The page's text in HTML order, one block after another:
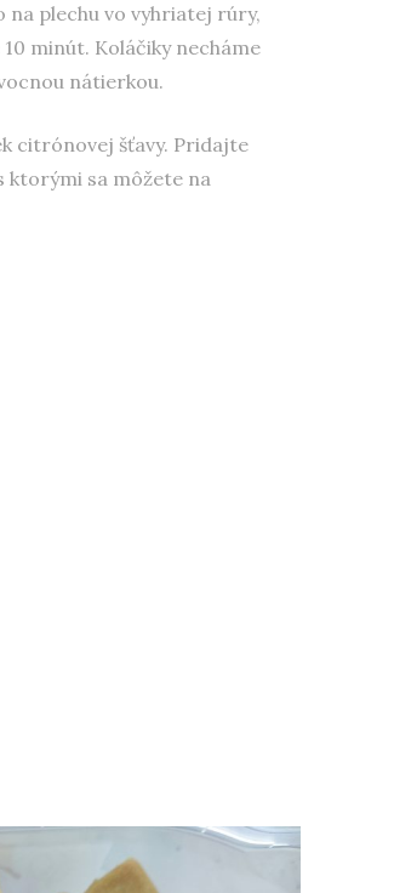
na plechu vo vyhriatej rúry,
minút. Koláčiky necháme
nátierkou.
citrónovej šťavy. Pridajte
ktorými sa môžete na